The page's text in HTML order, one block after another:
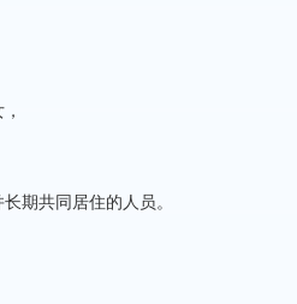
期共同居住的人员。